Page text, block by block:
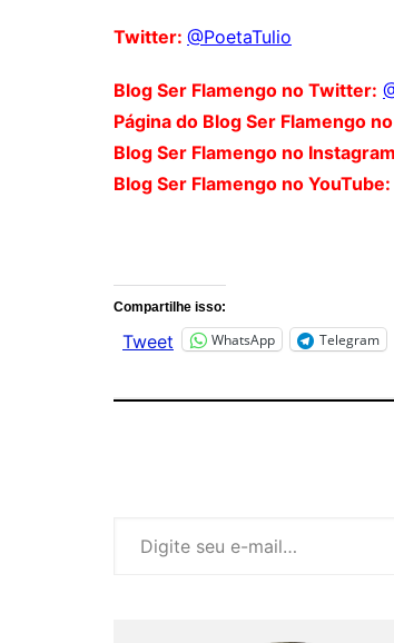
Twitter: @PoetaTulio
Blog Ser Flamengo no Twitter:
Página do Blog Ser Flamengo
Blog Ser Flamengo no
Blog Ser Flamengo no YouTube:
Compartilhe isso:
Tweet WhatsApp Telegram